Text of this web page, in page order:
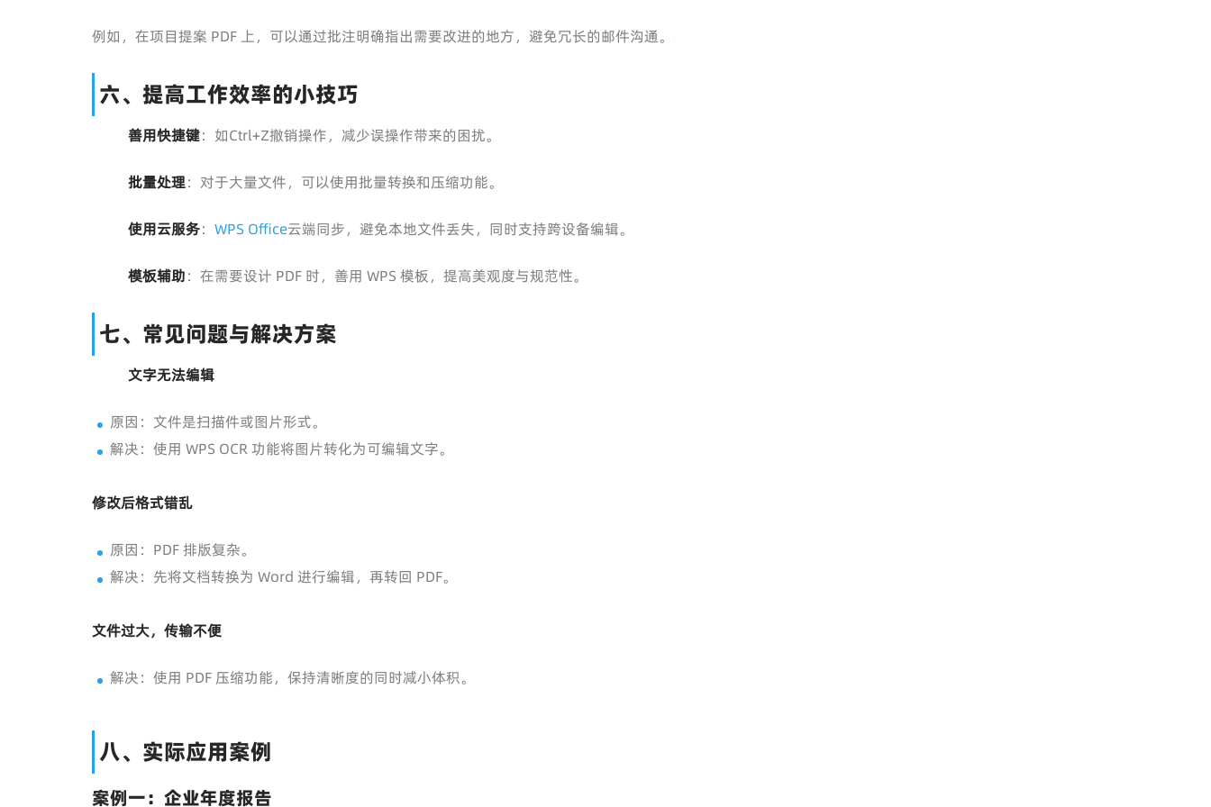
例如，在项目提案 PDF 上，可以通过批注明确指出需要改进的地方，避免冗长的邮件沟通。
六、提高工作效率的小技巧
善用快捷键：如Ctrl+Z撤销操作，减少误操作带来的困扰。
批量处理：对于大量文件，可以使用批量转换和压缩功能。
使用云服务： WPS Office云端同步，避免本地文件丢失，同时支持跨设备编辑。
模板辅助：在需要设计 PDF 时，善用 WPS 模板，提高美观度与规范性。
七、常见问题与解决方案
文字无法编辑
原因：文件是扫描件或图片形式。
解决：使用 WPS OCR 功能将图片转化为可编辑文字。
修改后格式错乱
原因：PDF 排版复杂。
解决：先将文档转换为 Word 进行编辑，再转回 PDF。
文件过大，传输不便
解决：使用 PDF 压缩功能，保持清晰度的同时减小体积。
八、实际应用案例
案例一：企业年度报告